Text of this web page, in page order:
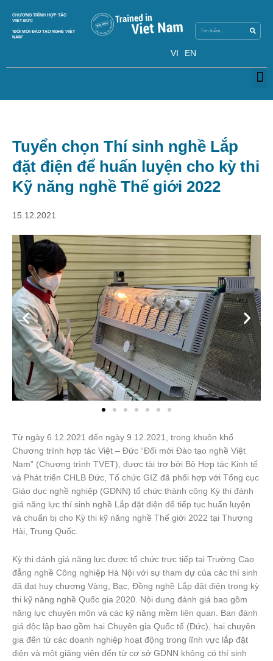
content
CHƯƠNG TRÌNH HỢP TÁC
VIỆT-ĐỨC
‘ĐỔI MỚI ĐÀO TẠO NGHỀ VIỆT
NAM’
VI EN
Tuyển chọn Thí sinh nghề Lắp
đặt điện để huấn luyện cho kỳ thi
Kỹ năng nghề Thế giới 2022
15.12.2021
Từ ngày 6.12.2021 đến ngày 9.12.2021, trong khuôn khổ
Chương trình hợp tác Việt – Đức “Đổi mới Đào tạo nghề Việt
Nam” (Chương trình TVET), được tài trợ bởi Bộ Hợp tác Kinh tế
và Phát triển CHLB Đức, Tổ chức GIZ đã phối hợp với Tổng cục
Giáo dục nghề nghiệp (GDNN) tổ chức thành công Kỳ thi đánh
giá năng lực thí sinh nghề Lắp đặt điện để tiếp tục huấn luyện
và chuẩn bị cho Kỳ thi kỹ năng nghề Thế giới 2022 tại Thượng
Hải, Trung Quốc.
Kỳ thi đánh giá năng lực được tổ chức trực tiếp tại Trường Cao
đẳng nghề Công nghiệp Hà Nội với sự tham dự của các thí sinh
đã đạt huy chương Vàng, Bạc, Đồng nghề Lắp đặt điện trong kỳ
thi kỹ năng nghề Quốc gia 2020. Nội dung đánh giá bao gồm
năng lực chuyên môn và các kỹ năng mềm liên quan. Ban đánh
giá độc lập bao gồm hai Chuyên gia Quốc tế (Đức), hai chuyên
gia đến từ các doanh nghiệp hoạt động trong lĩnh vực lắp đặt
điện và một giảng viên đến từ cơ sở GDNN không có thí sinh